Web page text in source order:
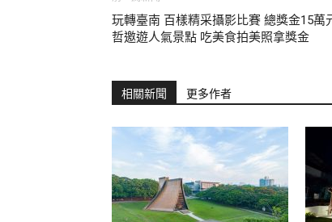
玩轉臺南 百樣精采攝影比賽 總獎金15萬
哲邀遊人氣景點 吃美食拍美照拿獎金
相關新聞 更多作者